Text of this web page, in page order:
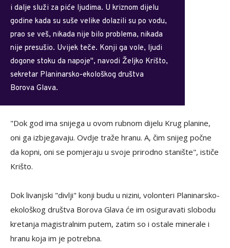
i dalje služi za piće ljudima. U kriznom dijelu
godine kada su suše velike dolazili su po vodu,
prao se veš, nikada nije bilo problema, nikada
nije presušio. Uvijek teče. Konji ga vole, ljudi
dogone stoku da napoje", navodi Željko Krišto,
sekretar Planinarsko-ekološkog društva
Borova Glava.
"Dok god ima snijega u ovom rubnom dijelu Krug planine,
oni ga izbjegavaju. Ovdje traže hranu. A, čim snijeg počne
da kopni, oni se pomjeraju u svoje prirodno stanište", ističe
Krišto.
Dok livanjski "divlji" konji budu u nizini, volonteri Planinarsko-
ekološkog društva Borova Glava će im osiguravati slobodu
kretanja magistralnim putem, zatim so i ostale minerale i
hranu koja im je potrebna.